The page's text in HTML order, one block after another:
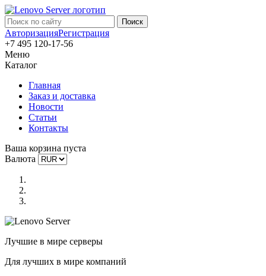
АвторизацияРегистрация
+7 495 120-17-56
Меню
Каталог
Главная
Заказ и доставка
Новости
Статьи
Контакты
Ваша корзина пуста
Валюта
Лучшие в мире серверы
Для лучших в мире компаний